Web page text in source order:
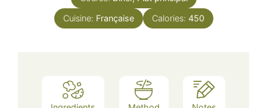
Cuisine: Française Calories: 450